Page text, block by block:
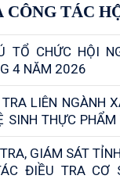
TÁC
TỔ CHỨC HỘI
4 NĂM 2026
LIÊN NGÀNH
SINH THỰC
VỤ ĂN UỐNG
ĐỊA BÀN XÃ
GIÁM SÁT
ĐIỀU TRA CƠ